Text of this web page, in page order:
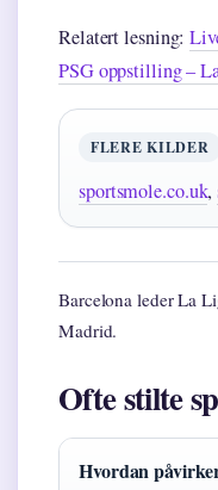
Relatert lesning:
PSG oppstilling –
FLERE KILDER
sportsmole.co.uk,
Barcelona leder La
Madrid.
Ofte stilte
Hvordan